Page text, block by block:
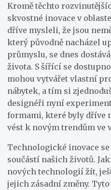
Kromě těchto
skvostné inovace v
dříve mysleli, že jsou
který původně nacházel
průmyslu, se dnes
života. S šířící se
mohou vytvářet vlastní
nábytek, a tím si
designéři nyní
formami, které byly dříve
vést k novým trendům ve
Technologické inovace
součástí našich životů.
nových technologií žít,
jejich zásadní změny.